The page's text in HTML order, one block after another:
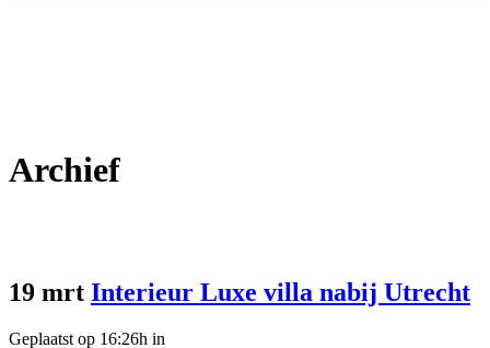
Archief
19 mrt Interieur Luxe villa nabij Utrecht
Geplaatst op 16:26h in